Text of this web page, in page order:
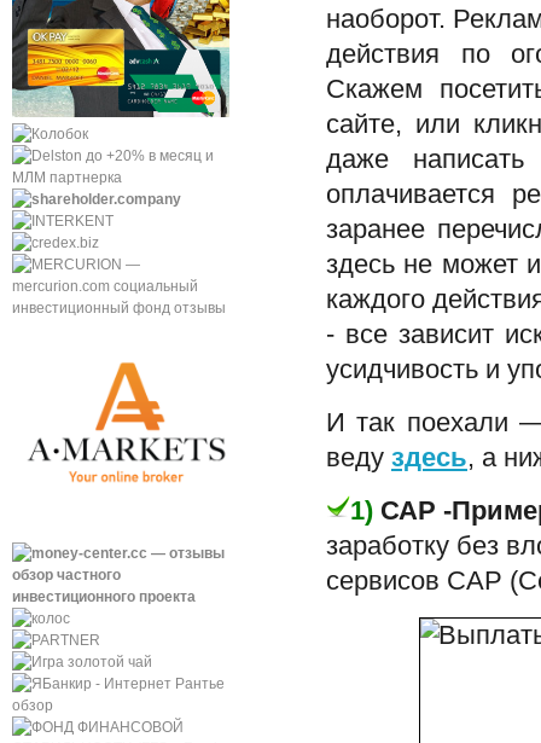
наоборот.
действия по
Скажем
сайте, или
даже
оплачивается
заранее
здесь не может
каждого
- все зависит
усидчивость и
И так поехали
веду здесь, а
1) САР -
заработку без
сервисов САР